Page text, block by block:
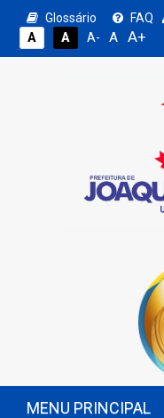
Glossário FAQ
A
A A- A A+
MENU PRINCIPAL